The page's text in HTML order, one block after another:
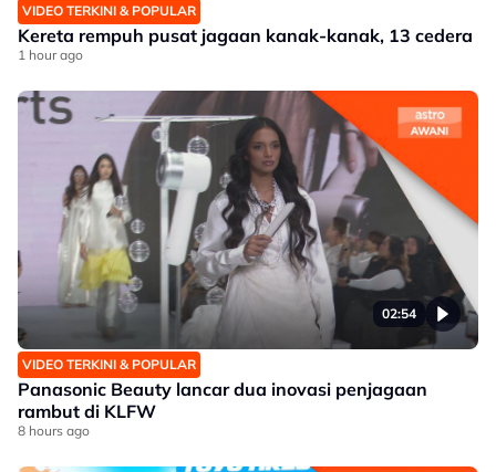
VIDEO TERKINI & POPULAR
Kereta rempuh pusat jagaan kanak-kanak, 13 cedera
1 hour ago
02:54
VIDEO TERKINI & POPULAR
Panasonic Beauty lancar dua inovasi penjagaan
rambut di KLFW
8 hours ago